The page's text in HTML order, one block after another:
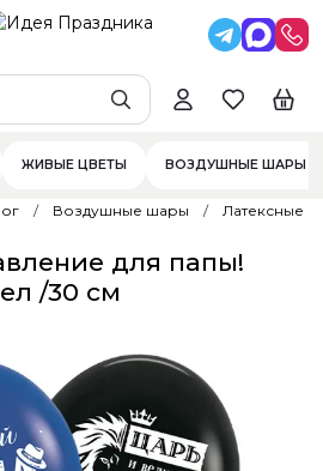
ЖИВЫЕ ЦВЕТЫ ВОЗДУШНЫЕ ШАРЫ
Воздушные шары Латексные
для папы!
/30 см